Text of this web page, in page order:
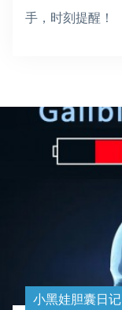
手，时刻提醒！
小黑娃胆囊日记